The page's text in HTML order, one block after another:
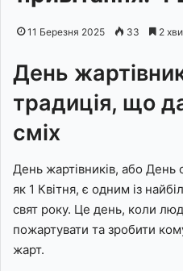
11 Березня 2025 33 2
День
традиція, що
сміх
День жартівників, або День
як 1 Квітня, є одним із
свят року. Це день, коли
пожартувати та зробити
жарт.